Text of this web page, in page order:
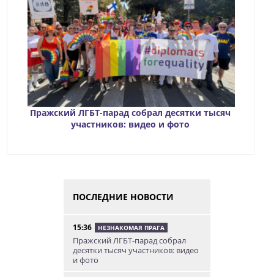
Пражский ЛГБТ-парад собрал десятки тысяч
участников: видео и фото
ПОСЛЕДНИЕ НОВОСТИ
15:36 НЕЗНАКОМАЯ ПРАГА
Пражский ЛГБТ-парад собрал
десятки тысяч участников: видео
и фото